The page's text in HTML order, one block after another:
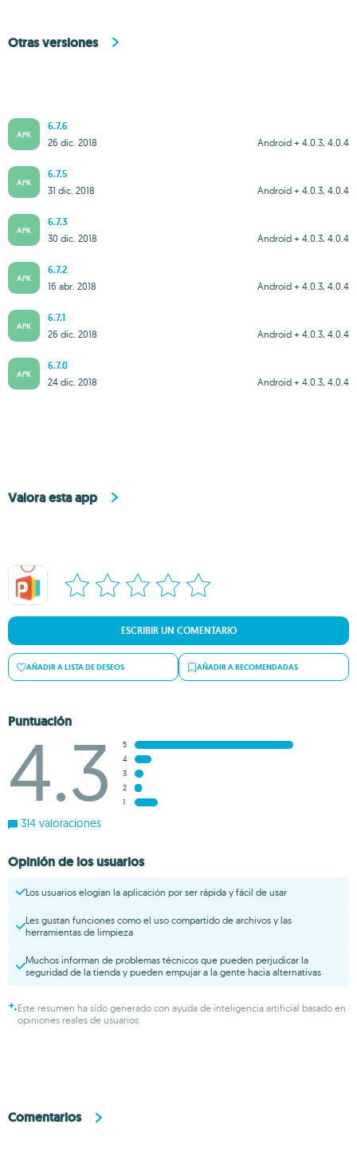
Otras versiones
APK
6.7.6
Android + 4.0.3, 4.0.4
26 dic. 2018
APK
6.7.5
Android + 4.0.3, 4.0.4
31 dic. 2018
APK
6.7.3
Android + 4.0.3, 4.0.4
30 dic. 2018
APK
6.7.2
Android + 4.0.3, 4.0.4
16 abr. 2018
APK
6.7.1
Android + 4.0.3, 4.0.4
26 dic. 2018
APK
6.7.0
Android + 4.0.3, 4.0.4
24 dic. 2018
Valora esta app
ESCRIBIR UN COMENTARIO
AÑADIR A LISTA DE DESEOS AÑADIR A RECOMENDADAS
Puntuación
4.3
5
4
3
2
1
314 valoraciones
Opinión de los usuarios
Los usuarios elogian la aplicación por ser rápida y fácil de usar
Les gustan funciones como el uso compartido de archivos y las
herramientas de limpieza
Muchos informan de problemas técnicos que pueden perjudicar la
seguridad de la tienda y pueden empujar a la gente hacia alternativas
Este resumen ha sido generado con ayuda de inteligencia artificial basado en
opiniones reales de usuarios.
Comentarios